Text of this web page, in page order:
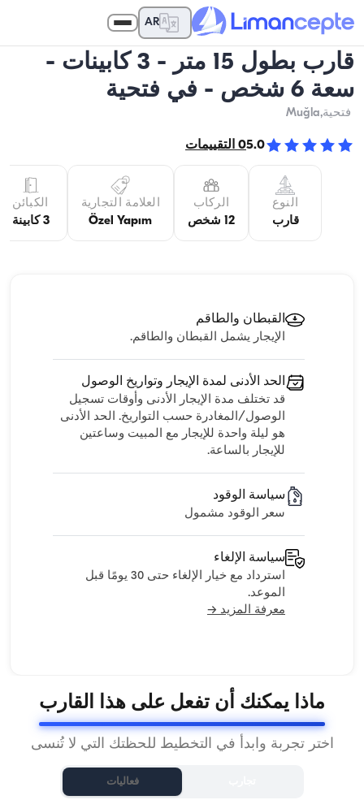
AR
قارب بطول 15 متر - 3 كابينات -
سعة 6 شخص - في فتحية
فتحية,Muğla
5.0
0 التقييمات
النوع
قارب
الركاب
12 شخص
العلامة التجارية
Özel Yapım
الكبائن
3 كابينة
القبطان والطاقم
الإيجار يشمل القبطان والطاقم.
الحد الأدنى لمدة الإيجار وتواريخ الوصول
قد تختلف مدة الإيجار الأدنى وأوقات تسجيل
الوصول/المغادرة حسب التواريخ. الحد الأدنى
هو ليلة واحدة للإيجار مع المبيت وساعتين
للإيجار بالساعة.
سياسة الوقود
سعر الوقود مشمول
سياسة الإلغاء
استرداد مع خيار الإلغاء حتى 30 يومًا قبل
الموعد.
معرفة المزيد →
ماذا يمكنك أن تفعل على هذا القارب
اختر تجربة وابدأ في التخطيط للحظتك التي لا تُنسى
فعاليات